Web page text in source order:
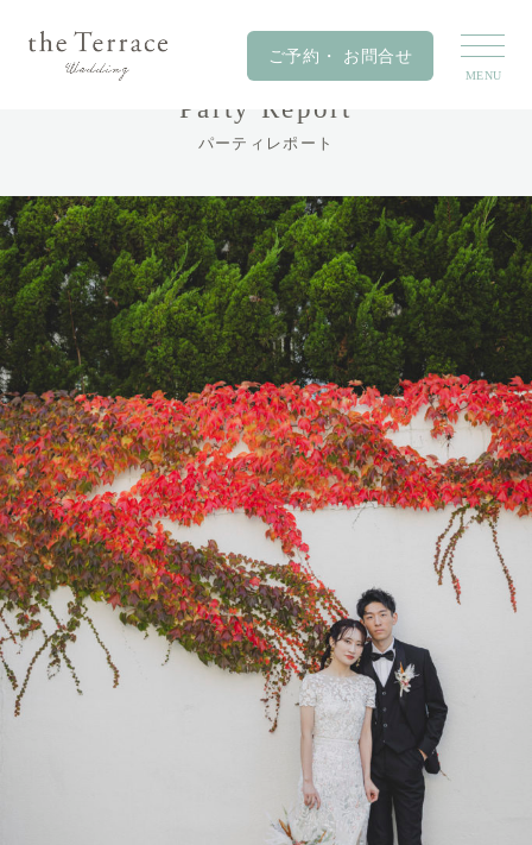
Party Report
パーティレポート